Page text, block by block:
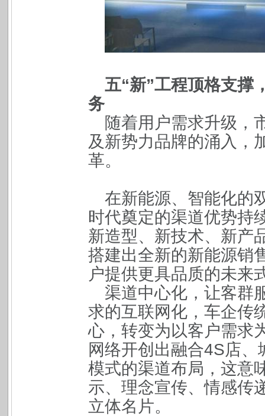
五“新”工程顶格支撑
务
随着用户需求升级，
及新势力品牌的涌入，
革。
在新能源、智能化的
时代奠定的渠道优势持
新造型、新技术、新产
搭建出全新的新能源
户提供更具品质的未来
渠道中心化，让客群
求的互联网化，车企传
心，转变为以客户需求
网络开创出融合4S店
模式的渠道布局，这意
示、理念宣传、情感传
立体名片。